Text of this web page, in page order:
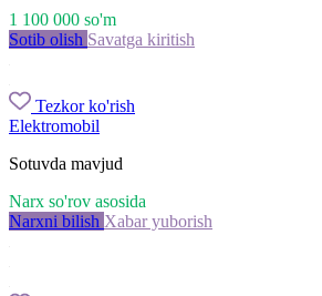
1 100 000 so'm
Sotib olish Savatga kiritish
Tezkor ko'rish
Elektromobil
Sotuvda mavjud
Narx so'rov asosida
Narxni bilish Xabar yuborish